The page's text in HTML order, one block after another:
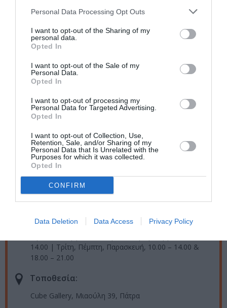
Personal Data Processing Opt Outs
I want to opt-out of the Sharing of my
personal data.
Opted In
I want to opt-out of the Sale of my
Personal Data.
Opted In
I want to opt-out of processing my
Personal Data for Targeted Advertising.
Opted In
I want to opt-out of Collection, Use,
Retention, Sale, and/or Sharing of my
Personal Data that Is Unrelated with the
Purposes for which it was collected.
Opted In
CONFIRM
Data Deletion Data Access Privacy Policy
Ρίο Πάτρας
1996, Απόφοιτοι Α.Σ.Κ.Τ., Δημοτική Πινακοθήκη
Αλεξανδρούπολης
Αθήνας
1995, 5 Απόφοιτοι της Α.Σ.Κ.Τ., Κέντρο Νεότητας
1986, Νέοι Εικαστικοί Πάτρας, 1ο Βραβείο, ΑΣΤΗΡ,
Πάτρας
Ταυτότητα Εκδήλωσης
Ημερομηνία:
Εγκαίνια: Παρασκευή, 6 Μαΐου 2022, 20.00 – 22.00
14.00 | Τρίτη, Πέμπτη, Παρασκευή, 10.00 – 14.00 &
18.00 – 21.00
Τοποθεσία:
Cube Gallery, Μιαούλη 39, Πάτρα